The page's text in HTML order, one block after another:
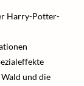
Harry-Potter-
und die